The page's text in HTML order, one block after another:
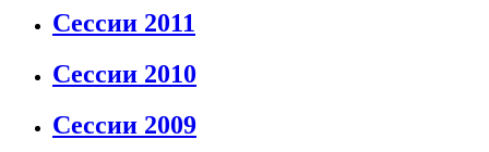
Сессии 2011
Сессии 2010
Сессии 2009